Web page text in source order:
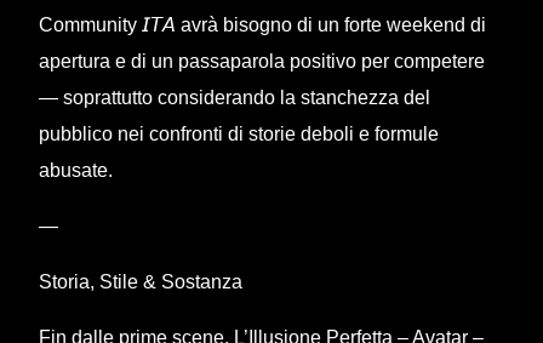
Community 𝘐𝘛𝘈 avrà bisogno di un forte weekend di
apertura e di un passaparola positivo per competere
— soprattutto considerando la stanchezza del
pubblico nei confronti di storie deboli e formule
abusate.
—
Storia, Stile & Sostanza
Fin dalle prime scene, L’Illusione Perfetta – Avatar –